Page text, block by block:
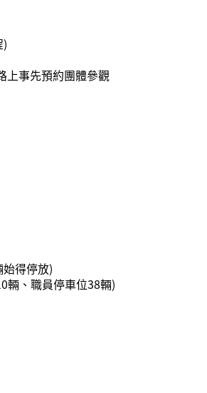
上事先預約團體參觀
得停放)
輛、職員停車位38輛)